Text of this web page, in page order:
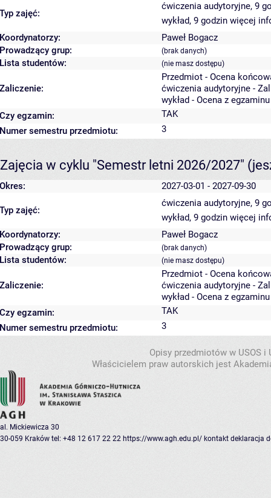
Typ zajęć:
ćwiczenia audytoryjne, 9
wykład, 9 godzin więcej
Koordynatorzy:
Paweł Bogacz
Prowadzący grup:
(brak danych)
Lista studentów: (nie masz dostępu)
Zaliczenie:
Przedmiot - Ocena
ćwiczenia audytoryjne -
wykład - Ocena z egzaminu
Czy egzamin:
TAK
Numer semestru przedmiotu:
3
Zajęcia w cyklu "Semestr letni 2026/2027"
Okres: 2027-03-01 - 2027-09-30
Typ zajęć:
ćwiczenia audytoryjne, 9
wykład, 9 godzin więcej
Koordynatorzy:
Paweł Bogacz
Prowadzący grup:
(brak danych)
Lista studentów: (nie masz dostępu)
Zaliczenie:
Przedmiot - Ocena
ćwiczenia audytoryjne -
wykład - Ocena z egzaminu
Czy egzamin:
TAK
Numer semestru przedmiotu:
3
Opisy przedmiotów w USOS
Właścicielem praw autorskich jest
al. Mickiewicza 30
30-059 Kraków tel: +48 12 617 22 22 https://www.agh.edu.pl/ kontakt deklaracja